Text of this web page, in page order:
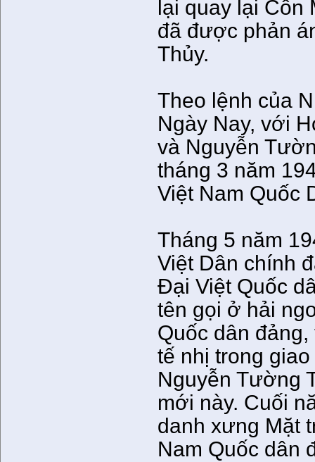
lại quay lại Côn
đã được phản
Thủy.
Theo lệnh của
Ngày Nay, với
và Nguyễn
tháng 3 năm
Việt Nam Quốc
Tháng 5 năm
Việt Dân chính
Đại Việt Quốc
tên gọi ở hải
Quốc dân
tế nhị trong
Nguyễn Tường
mới này. Cuối
danh xưng Mặt
Nam Quốc dân